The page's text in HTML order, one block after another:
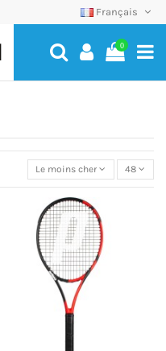
Français
0
Le moins cher 48